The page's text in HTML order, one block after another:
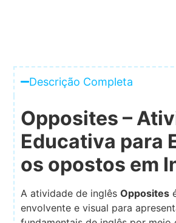
Descrição Completa
Opposites –
Educativa para
os opostos em
A atividade de inglêsOpposites
envolvente e visual para